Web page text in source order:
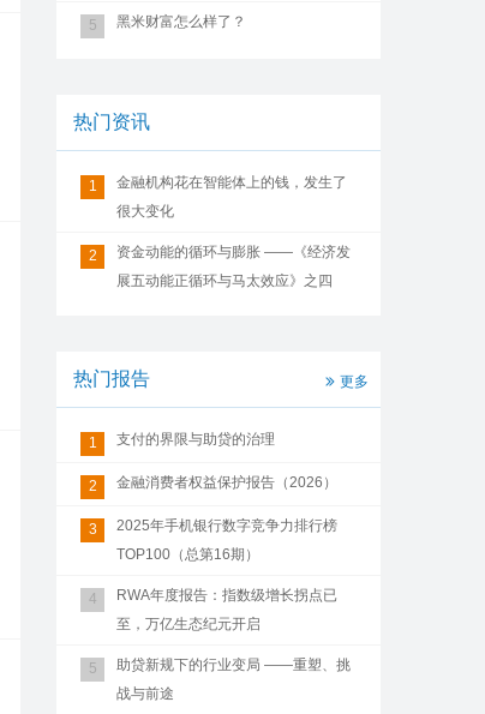
5 黑米财富怎么样了？
热门资讯
1
金融机构花在智能体上的钱，发生了
很大变化
2
资金动能的循环与膨胀 ——《经济发
展五动能正循环与马太效应》之四
热门报告 更多
1 支付的界限与助贷的治理
2 金融消费者权益保护报告（2026）
3
2025年手机银行数字竞争力排行榜
TOP100（总第16期）
4
RWA年度报告：指数级增长拐点已
至，万亿生态纪元开启
5
助贷新规下的行业变局 ——重塑、挑
战与前途